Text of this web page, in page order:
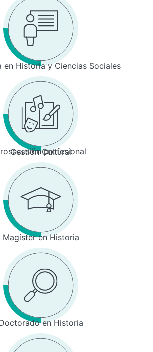
en Historia y Ciencias Sociales
profesional
Gestión Cultural
Magíster en Historia
Doctorado en Historia